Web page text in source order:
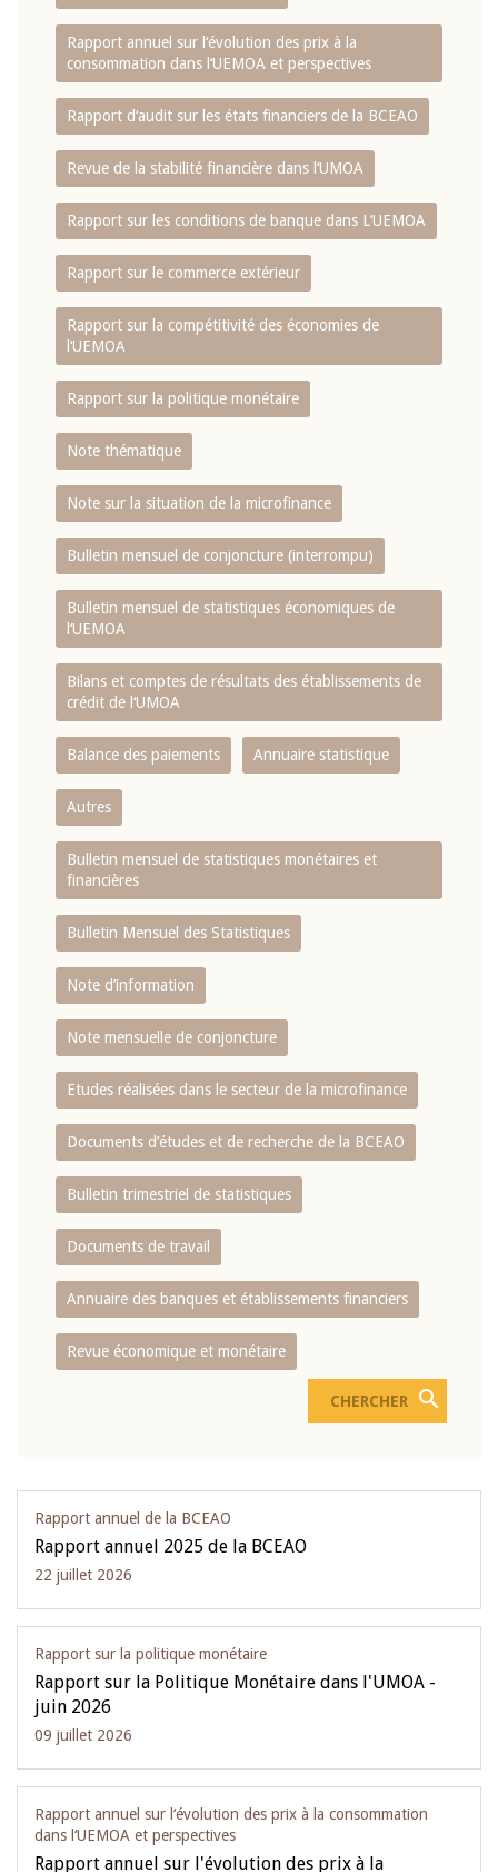
Rapport annuel sur l‘évolution des prix à la
consommation dans l‘UEMOA et perspectives
Rapport d‘audit sur les états financiers de la BCEAO
Revue de la stabilité financière dans l‘UMOA
Rapport sur les conditions de banque dans L‘UEMOA
Rapport sur le commerce extérieur
Rapport sur la compétitivité des économies de
l‘UEMOA
Rapport sur la politique monétaire
Note thématique
Note sur la situation de la microfinance
Bulletin mensuel de conjoncture (interrompu)
Bulletin mensuel de statistiques économiques de
l‘UEMOA
Bilans et comptes de résultats des établissements de
crédit de l‘UMOA
Balance des paiements Annuaire statistique
Autres
Bulletin mensuel de statistiques monétaires et
financières
Bulletin Mensuel des Statistiques
Note d’information
Note mensuelle de conjoncture
Etudes réalisées dans le secteur de la microfinance
Documents d’études et de recherche de la BCEAO
Bulletin trimestriel de statistiques
Documents de travail
Annuaire des banques et établissements financiers
Revue économique et monétaire
Rapport annuel de la BCEAO
Rapport annuel 2025 de la BCEAO
22 juillet 2026
Rapport sur la politique monétaire
Rapport sur la Politique Monétaire dans l'UMOA -
juin 2026
09 juillet 2026
Rapport annuel sur l‘évolution des prix à la consommation
dans l‘UEMOA et perspectives
Rapport annuel sur l'évolution des prix à la